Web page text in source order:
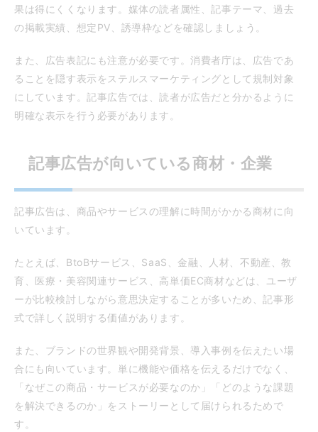
果は得にくくなります。媒体の読者属性、記事テーマ、過去
の掲載実績、想定PV、誘導枠などを確認しましょう。
また、広告表記にも注意が必要です。消費者庁は、広告であ
ることを隠す表示をステルスマーケティングとして規制対象
にしています。記事広告では、読者が広告だと分かるように
明確な表示を行う必要があります。
記事広告が向いている商材・企業
記事広告は、商品やサービスの理解に時間がかかる商材に向
いています。
たとえば、BtoBサービス、SaaS、金融、人材、不動産、教
育、医療・美容関連サービス、高単価EC商材などは、ユーザ
ーが比較検討しながら意思決定することが多いため、記事形
式で詳しく説明する価値があります。
また、ブランドの世界観や開発背景、導入事例を伝えたい場
合にも向いています。単に機能や価格を伝えるだけでなく、
「なぜこの商品・サービスが必要なのか」「どのような課題
を解決できるのか」をストーリーとして届けられるためで
す。